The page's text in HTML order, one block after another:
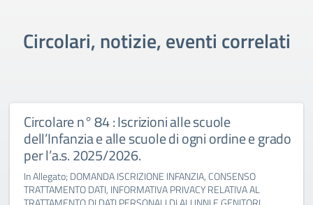
Circolari, notizie, eventi correlati
Circolare n° 84 : Iscrizioni alle scuole
dell’Infanzia e alle scuole di ogni ordine e grado
per l’a.s. 2025/2026.
In Allegato; DOMANDA ISCRIZIONE INFANZIA, CONSENSO
TRATTAMENTO DATI, INFORMATIVA PRIVACY RELATIVA AL